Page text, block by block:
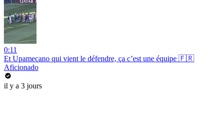
0:11
Et Upamecano qui vient le défendre, ça c’est une équipe 🇫🇷
Aficionado
il y a 3 jours